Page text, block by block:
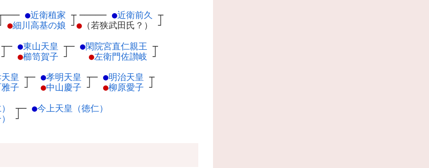
─── ●近衛稙家 ┬
●細川高基の娘 ┘
───── ●近衛前久
┬
● （若狭武田氏？） ┘
┬
┘
─ ●東山天皇 ┬
●櫛笥賀子 ┘
─ ●閑院宮直仁親王 ┬
●左衛門佐讃岐 ┘
皇 ┬
子 ┘
─ ●孝明天皇 ┬
●中山慶子 ┘
─ ●明治天皇 ┬
●柳原愛子 ┘
┬
┘
─ ●今上天皇（徳仁）